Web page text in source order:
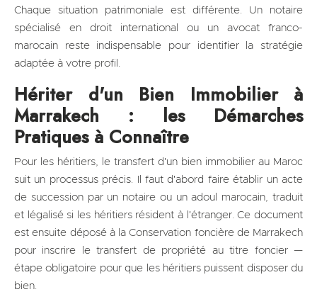
Chaque situation patrimoniale est différente. Un notaire
spécialisé en droit international ou un avocat franco-
marocain reste indispensable pour identifier la stratégie
adaptée à votre profil.
Hériter d'un Bien Immobilier à
Marrakech : les Démarches
Pratiques à Connaître
Pour les héritiers, le transfert d'un bien immobilier au Maroc
suit un processus précis. Il faut d'abord faire établir un acte
de succession par un notaire ou un adoul marocain, traduit
et légalisé si les héritiers résident à l'étranger. Ce document
est ensuite déposé à la Conservation foncière de Marrakech
pour inscrire le transfert de propriété au titre foncier —
étape obligatoire pour que les héritiers puissent disposer du
bien.